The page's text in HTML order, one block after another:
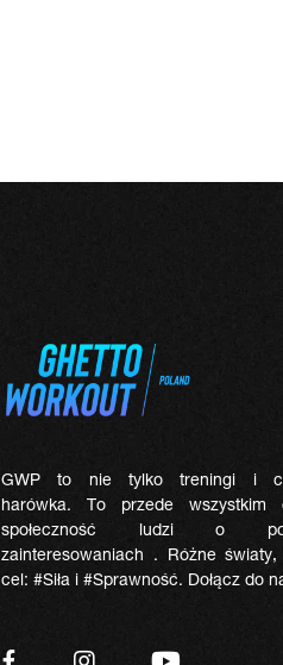
GWP to nie tylko treningi i
harówka. To przede wszystkim
społeczność ludzi o
zainteresowaniach . Różne
cel: #Siła i #Sprawność. Dołącz do